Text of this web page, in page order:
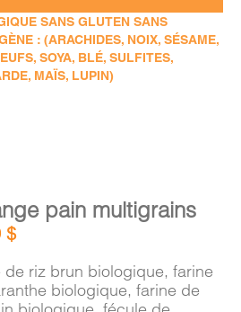
SANS GLUTEN SANS
: (ARACHIDES, NOIX, SÉSAME,
SOYA, BLÉ, SULFITES,
MAÏS, LUPIN)
pain multigrains
$
de riz brun biologique, farine
biologique, farine de